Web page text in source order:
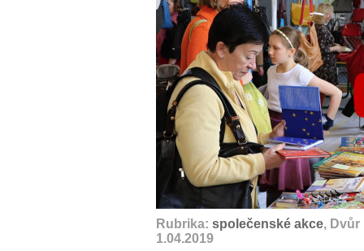
Rubrika: společenské akce, Dvůr
1.04.2019